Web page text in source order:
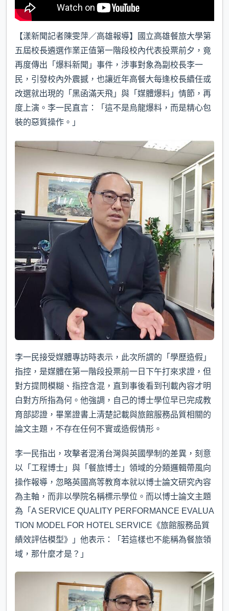
【漾新聞記者陳雯萍／高雄報導】國立高雄餐旅大學第
五屆校長遴選作業正值第一階段校內代表投票前夕，竟
再度傳出「爆料新聞」事件，涉事對象為副校長李一
民，引發校內外震撼，也讓近年高餐大每逢校長續任或
改選就出現的「黑函滿天飛」與「媒體爆料」情節，再
度上演。李一民直言：「這不是烏龍爆料，而是精心包
裝的惡質操作。」
李一民接受媒體專訪時表示，此次所謂的「學歷造假」
指控，是媒體在第一階段投票前一日下午打來求證，但
對方提問模糊、指控含混，直到事後看到刊載內容才明
白對方所指為何。他強調，自己的博士學位早已完成教
育部認證，畢業證書上清楚記載與旅館服務品質相關的
論文主題，不存在任何不實或造假情形。
李一民指出，攻擊者混淆台灣與英國學制的差異，刻意
以「工程博士」與「餐旅博士」領域的分類邏輯帶風向
操作報導，忽略英國高等教育本就以博士論文研究內容
為主軸，而非以學院名稱標示學位。而以博士論文主題
為「A SERVICE QUALITY PERFORMANCE EVALUA
TION MODEL FOR HOTEL SERVICE《旅館服務品質
績效評估模型》」他表示：「若這樣也不能稱為餐旅領
域，那什麼才是？」